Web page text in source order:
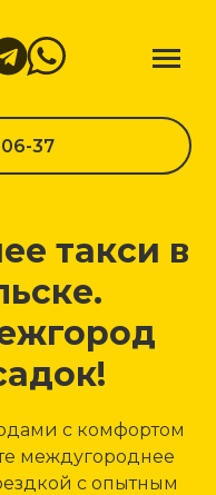
37
такси в
с комфортом
междугороднее
с опытным